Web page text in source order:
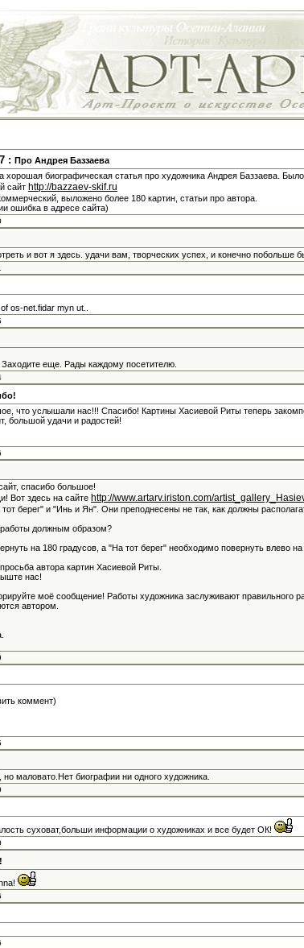
: Про Андрея Баззаева
хорошая биографическая статья про художника Андрея Баззаева.
сайт http://bazzaev-skif.ru
выложено более 180 картин, статьи про автора.
ошибка в адресе сайта)
и вот я здесь. удачи вам, творческих успех, и конечно побольше
os-net.fidar myn ut..
Заходите еще. Рады каждому посетителю.
что услышали нас!!! Спасибо! Картины Хасиевой Риты теперь
большой удачи и радостей!
спасибо большое!
Вот здесь на сайте http://www.artarv.iriston.com/
берег" и "Инь и Ян". Они преподнесены не так, как должны
должным образом?
на 180 градусов, а "На тот берег" необходимо повернуть влево на
автора картин Хасиевой Риты.
нас!
моё сообщение! Работы художника заслуживают правильного
автором.
коммент)
маловато.Нет биографии ни одного художника.
суховат,больши информации о художниках и все будет ОК!